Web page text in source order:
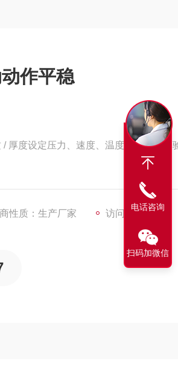
作平稳
厚度设定压力、速度、温度，换料必校
性质：生产厂家 访问量：513
电话咨询
扫码加微信